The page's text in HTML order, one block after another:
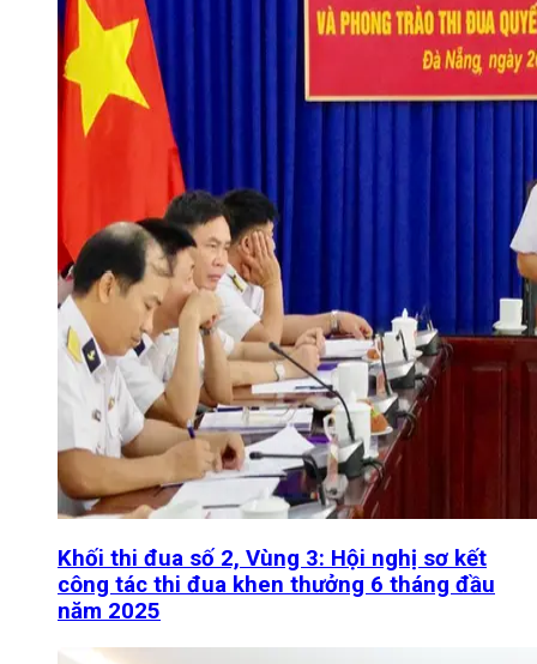
Khối thi đua số 2, Vùng 3: Hội nghị sơ kết
công tác thi đua khen thưởng 6 tháng đầu
năm 2025